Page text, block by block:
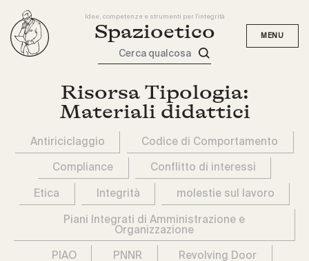
Idee, competenze e strumenti per l'integrità
Spazioetico
Cerca qualcosa
Risorsa Tipologia:
Materiali didattici
Antiriciclaggio Codice di Comportamento
Compliance Conflitto di interessi
Etica Integrità molestie sul lavoro
Piani Integrati di Amministrazione e
Organizzazione
PIAO PNNR Revolving Door